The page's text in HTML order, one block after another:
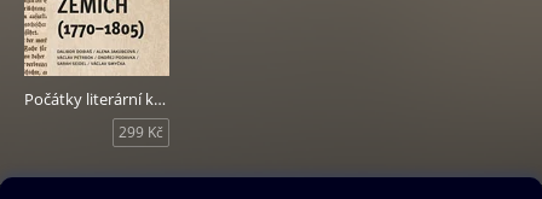
Počátky literární kritiky v českých zemích (1770-1805)
299 Kč